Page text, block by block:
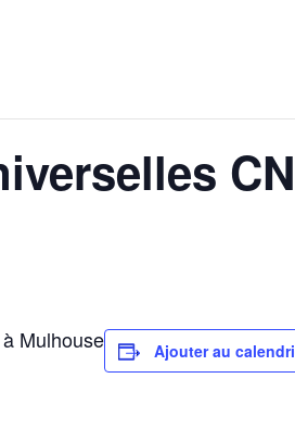
Mulhouse Ajouter au